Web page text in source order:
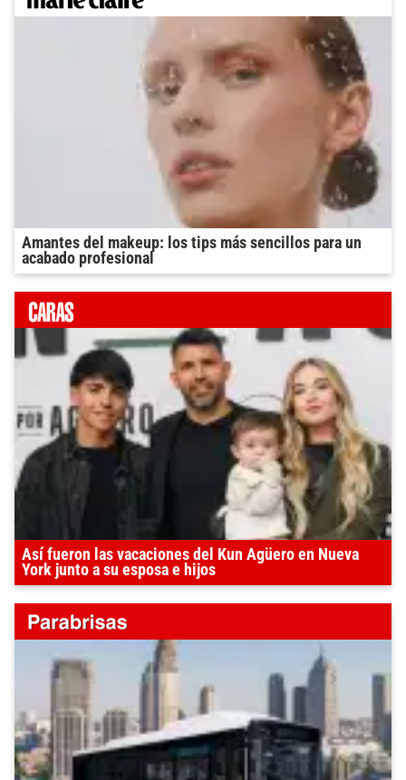
Amantes del makeup: los tips más sencillos para un
acabado profesional
Así fueron las vacaciones del Kun Agüero en Nueva
York junto a su esposa e hijos